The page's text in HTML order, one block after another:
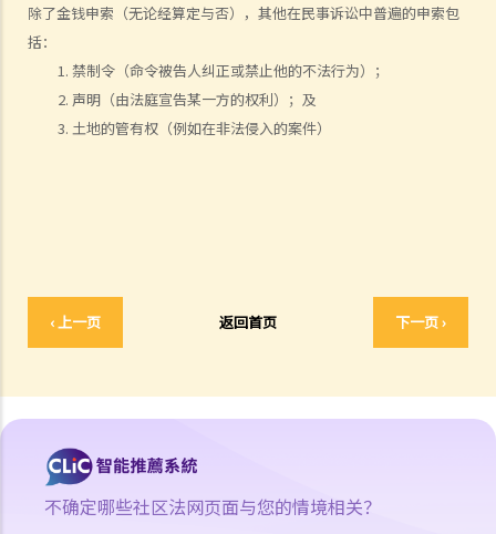
除了金钱申索（无论经算定与否），其他在民事诉讼中普遍的申索包
括：
禁制令（命令被告人纠正或禁止他的不法行为）；
声明（由法庭宣告某一方的权利）；及
土地的管有权（例如在非法侵入的案件）
‹ 上一页 返回首页 下一页 ›
例子？ 除了一笔过赔偿（经算定或未经算定）外，在民事诉讼中是否还
有其他的申索？
11. 哪些民事案件的数据可以公开？ 是否所有证据、文件或证人陈述书
都可供公众查阅？
如何展开民事诉讼
5. 我是否需要聘用律师处理我的案件？若与讼一方是有限公司，情况是
否不同？
位，而向他们提供法律意见？
2. 我可以请朋友代表我在法庭上发言吗？
6. 如果精神上无行为能力的人或未成年人要展开诉讼，该怎么办？
7. 如何在区域法院或高等法院向他人展开民事诉讼？
8. 如果我打算在区域法院或高等法院向某人提出诉讼，我应以传讯令状
不确定哪些社区法网页面与您的情境相关？